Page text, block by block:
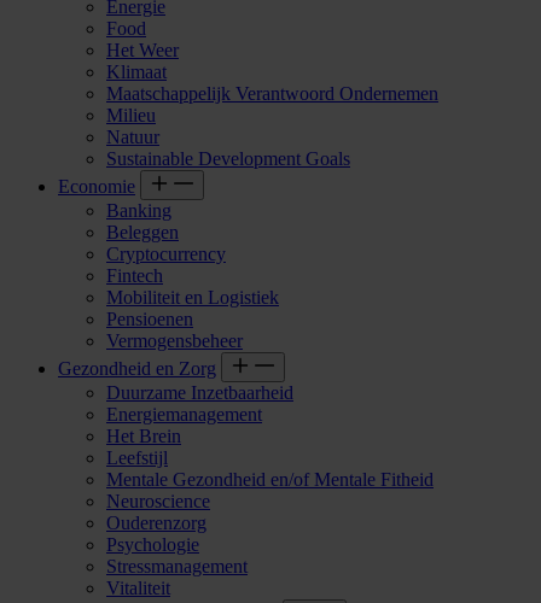
Energie
Food
Het Weer
Klimaat
Maatschappelijk Verantwoord Ondernemen
Milieu
Natuur
Sustainable Development Goals
Economie
Banking
Beleggen
Cryptocurrency
Fintech
Mobiliteit en Logistiek
Pensioenen
Vermogensbeheer
Gezondheid en Zorg
Duurzame Inzetbaarheid
Energiemanagement
Het Brein
Leefstijl
Mentale Gezondheid en/of Mentale Fitheid
Neuroscience
Ouderenzorg
Psychologie
Stressmanagement
Vitaliteit